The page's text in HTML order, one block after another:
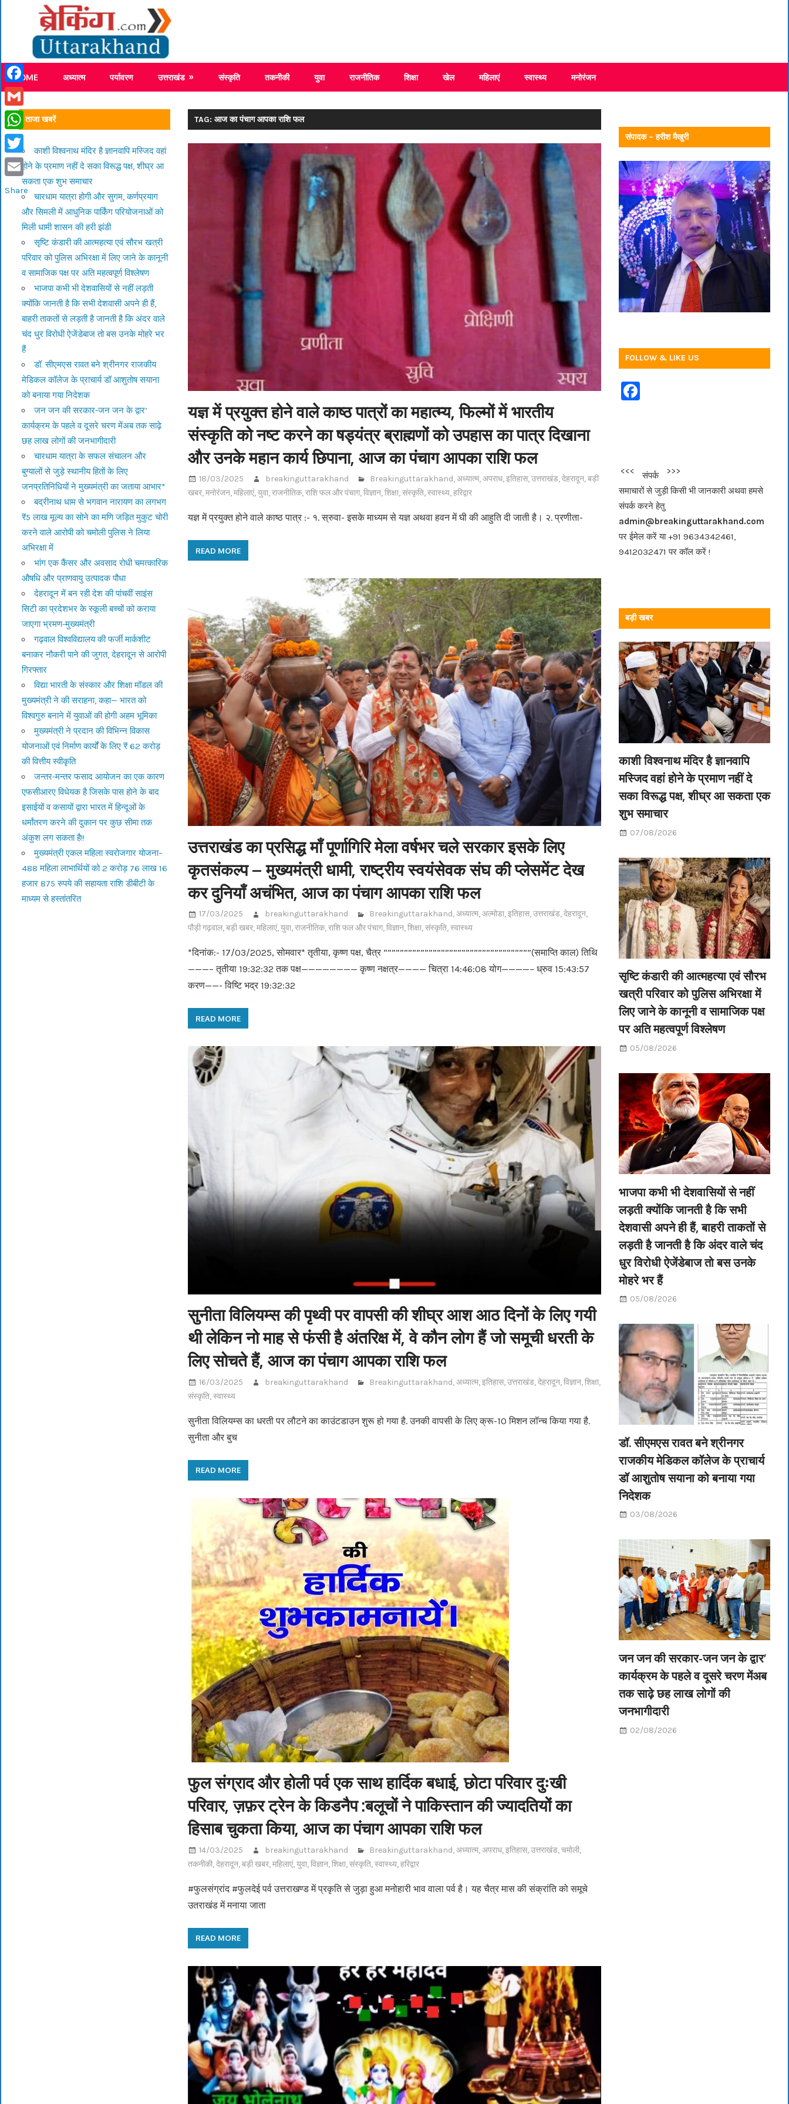
content
Breaking News Uttarakhand
HOME अध्यात्म पर्यावरण उत्तराखंड संस्कृति तकनीकी युवा राजनीतिक शिक्षा खेल महिलाएं स्वास्थ्य मनोरंजन
TAG: आज का पंचाग आपका राशि फल
यज्ञ में प्रयुक्त होने वाले काष्ठ पात्रों का महात्म्य, फिल्मों में भारतीय
संस्कृति को नष्ट करने का षड्यंत्र ब्राह्मणों को उपहास का पात्र दिखाना
और उनके महान कार्य छिपाना, आज का पंचाग आपका राशि फल
18/03/2025 breakinguttarakhand Breakinguttarakhand,अध्यात्म,अपराध,इतिहास,उत्तराखंड,देहरादून,बड़ी
खबर,मनोरंजन,महिलाएं,युवा,राजनीतिक,राशि फल और पंचाग,विज्ञान,शिक्षा,संस्कृति,स्वास्थ्य,हरिद्वार
यज्ञ में प्रयुक्त होने वाले काष्ठ पात्र :- १. स्रुवा- इसके माध्यम से यज्ञ अथवा हवन में घी की आहुति दी जाती है। २. प्रणीता-
READ MORE
उत्तराखंड का प्रसिद्ध माँ पूर्णागिरि मेला वर्षभर चले सरकार इसके लिए
कृतसंकल्प – मुख्यमंत्री धामी, राष्ट्रीय स्वयंसेवक संघ की प्लेसमेंट देख
कर दुनियाँ अचंभित, आज का पंचाग आपका राशि फल
17/03/2025 breakinguttarakhand Breakinguttarakhand,अध्यात्म,अल्मोडा,इतिहास,उत्तराखंड,देहरादून,
पौड़ी गढ़वाल,बड़ी खबर,महिलाएं,युवा,राजनीतिक,राशि फल और पंचाग,विज्ञान,शिक्षा,संस्कृति,स्वास्थ्य
*दिनांक:- 17/03/2025, सोमवार* तृतीया, कृष्ण पक्ष, चैत्र “”””””””””””””””””””””””””””””””””””(समाप्ति काल) तिथि
———– तृतीया 19:32:32 तक पक्ष———————— कृष्ण नक्षत्र———— चित्रा 14:46:08 योग————– ध्रुव 15:43:57
करण——- विष्टि भद्र 19:32:32
READ MORE
सुनीता विलियम्स की पृथ्वी पर वापसी की शीघ्र आश आठ दिनों के लिए गयी
थी लेकिन नो माह से फंसी है अंतरिक्ष में, वे कौन लोग हैं जो समूची धरती के
लिए सोचते हैं, आज का पंचाग आपका राशि फल
16/03/2025 breakinguttarakhand Breakinguttarakhand,अध्यात्म,इतिहास,उत्तराखंड,देहरादून,विज्ञान,शिक्षा,
संस्कृति,स्वास्थ्य
सुनीता विलियम्स का धरती पर लौटने का काउंटडाउन शुरू हो गया है. उनकी वापसी के लिए क्रू-10 मिशन लॉन्च किया गया है.
सुनीता और बुच
READ MORE
फुल संग्राद और होली पर्व एक साथ हार्दिक बधाई, छोटा परिवार दुःखी
परिवार, ज़फ़र ट्रेन के किडनैप :बलूचों ने पाकिस्तान की ज्यादतियों का
हिसाब चुकता किया, आज का पंचाग आपका राशि फल
14/03/2025 breakinguttarakhand Breakinguttarakhand,अध्यात्म,अपराध,इतिहास,उत्तराखंड,चमोली,
तकनीकी,देहरादून,बड़ी खबर,महिलाएं,युवा,विज्ञान,शिक्षा,संस्कृति,स्वास्थ्य,हरिद्वार
#फुलसंग्रांद #फुलदेई पर्व उत्तराखण्ड में प्रकृति से जुड़ा हुआ मनोहारी भाव वाला पर्व है। यह चैत्र मास की संक्रांति को समूचे
उतराखंड में मनाया जाता
READ MORE
ताजा खबरें
काशी विश्वनाथ मंदिर है ज्ञानवापि मस्जिद वहां
होने के प्रमाण नहीं दे सका विरूद्ध पक्ष, शीघ्र आ
सकता एक शुभ समाचार
चारधाम यात्रा होगी और सुगम, कर्णप्रयाग
और सिमली में आधुनिक पार्किंग परियोजनाओं को
मिली धामी शासन की हरी झंडी
सृष्टि कंडारी की आत्महत्या एवं सौरभ खत्री
परिवार को पुलिस अभिरक्षा में लिए जाने के कानूनी
व सामाजिक पक्ष पर अति महत्वपूर्ण विश्लेषण
भाजपा कभी भी देशवासियों से नहीं लड़ती
क्योंकि जानती है कि सभी देशवासी अपने ही हैं,
बाहरी ताकतों से लड़ती है जानती है कि अंदर वाले
चंद धुर विरोधी ऐजेंडेबाज तो बस उनके मोहरे भर
हैं
डॉ. सीएमएस रावत बने श्रीनगर राजकीय
मेडिकल कॉलेज के प्राचार्य डॉ आशुतोष सयाना
को बनाया गया निदेशक
जन जन की सरकार-जन जन के द्वार’
कार्यक्रम के पहले व दूसरे चरण मेंअब तक साढ़े
छह लाख लोगों की जनभागीदारी
चारधाम यात्रा के सफल संचालन और
बुग्यालों से जुड़े स्थानीय हितों के लिए
जनप्रतिनिधियों ने मुख्यमंत्री का जताया आभार*
बद्रीनाथ धाम से भगवान नारायण का लगभग
₹5 लाख मूल्य का सोने का मणि जड़ित मुकुट चोरी
करने वाले आरोपी को चमोली पुलिस ने लिया
अभिरक्षा में
भांग एक कैंसर और अवसाद रोधी चमत्कारिक
औषधि और प्राणवायु उत्पादक पौधा
देहरादून में बन रही देश की पांचवीं साइंस
सिटी का प्रदेशभर के स्कूली बच्चों को कराया
जाएगा भ्रमण-मुख्यमंत्री
गढ़वाल विश्वविद्यालय की फर्जी मार्कशीट
बनाकर नौकरी पाने की जुगत, देहरादून से आरोपी
गिरफ्तार
विद्या भारती के संस्कार और शिक्षा मॉडल की
मुख्यमंत्री ने की सराहना, कहा— भारत को
विश्वगुरु बनाने में युवाओं की होगी अहम भूमिका
मुख्यमंत्री ने प्रदान की विभिन्न विकास
योजनाओं एवं निर्माण कार्यों के लिए ₹ 62 करोड़
की वित्तीय स्वीकृति
जन्तर-मन्तर फसाद आयोजन का एक कारण
एफसीआरए विधेयक है जिसके पास होने के बाद
इसाईयों व कसायों द्वारा भारत में हिन्दूओं के
धर्मांतरण करने की दुकान पर कुछ सीमा तक
अंकुश लग सकता है!!
मुख्यमंत्री एकल महिला स्वरोजगार योजना–
488 महिला लाभार्थियों को 2 करोड़ 76 लाख 16
हजार 875 रुपये की सहायता राशि डीबीटी के
माध्यम से हस्तांतरित
संपादक – हरीश मैखुरी
FOLLOW & LIKE US
F
b
o
o
k
<<<
संपर्क
>>>
समाचारों से जुड़ी किसी भी जानकारी अथवा हमसे
संपर्क करने हेतु
admin@breakinguttarakhand.com
पर ईमेल करें या +91 9634342461,
9412032471 पर कॉल करें !
बड़ी खबर
काशी विश्वनाथ मंदिर है ज्ञानवापि
मस्जिद वहां होने के प्रमाण नहीं दे
सका विरूद्ध पक्ष, शीघ्र आ सकता एक
शुभ समाचार
07/08/2026
सृष्टि कंडारी की आत्महत्या एवं सौरभ
खत्री परिवार को पुलिस अभिरक्षा में
लिए जाने के कानूनी व सामाजिक पक्ष
पर अति महत्वपूर्ण विश्लेषण
05/08/2026
भाजपा कभी भी देशवासियों से नहीं
लड़ती क्योंकि जानती है कि सभी
देशवासी अपने ही हैं, बाहरी ताकतों से
लड़ती है जानती है कि अंदर वाले चंद
धुर विरोधी ऐजेंडेबाज तो बस उनके
मोहरे भर हैं
05/08/2026
डॉ. सीएमएस रावत बने श्रीनगर
राजकीय मेडिकल कॉलेज के प्राचार्य
डॉ आशुतोष सयाना को बनाया गया
निदेशक
03/08/2026
जन जन की सरकार-जन जन के द्वार’
कार्यक्रम के पहले व दूसरे चरण मेंअब
तक साढ़े छह लाख लोगों की
जनभागीदारी
02/08/2026
Facebook
Gmail
WhatsApp
Twitter
Email
Share